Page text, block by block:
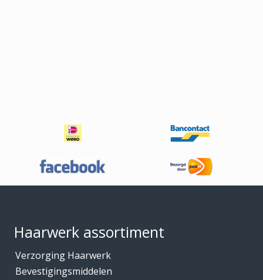
Haarwerk assortiment
Verzorging Haarwerk
Bevestigingsmiddelen